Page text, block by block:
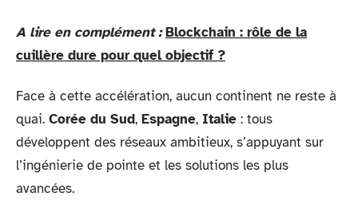
A lire en complément : Blockchain : rôle de la
cuillère dure pour quel objectif ?
Face à cette accélération, aucun continent ne reste à
quai. Corée du Sud, Espagne, Italie : tous
développent des réseaux ambitieux, s’appuyant sur
l’ingénierie de pointe et les solutions les plus
avancées.